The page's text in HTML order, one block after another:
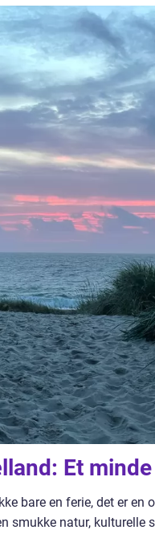
Et
bare en ferie, det er en
smukke natur,